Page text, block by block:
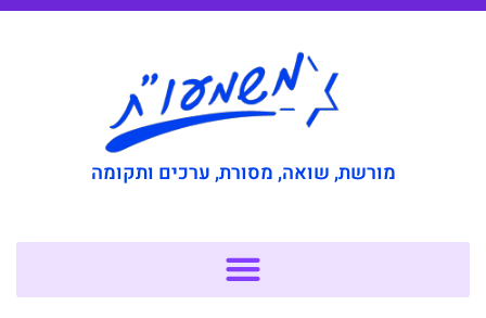
מורשת, שואה, מסורת, ערכים ותקומה